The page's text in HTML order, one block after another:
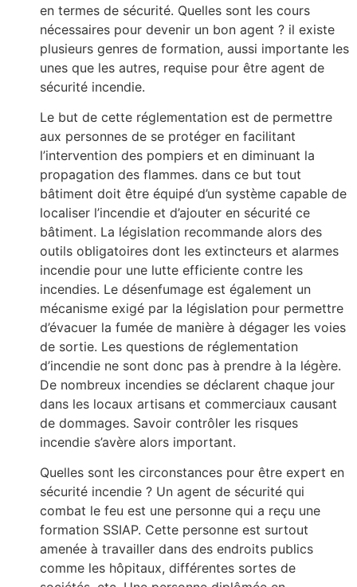
en termes de sécurité. Quelles sont les cours
nécessaires pour devenir un bon agent ? il existe
plusieurs genres de formation, aussi importante les
unes que les autres, requise pour être agent de
sécurité incendie.
Le but de cette réglementation est de permettre
aux personnes de se protéger en facilitant
l’intervention des pompiers et en diminuant la
propagation des flammes. dans ce but tout
bâtiment doit être équipé d’un système capable de
localiser l’incendie et d’ajouter en sécurité ce
bâtiment. La législation recommande alors des
outils obligatoires dont les extincteurs et alarmes
incendie pour une lutte efficiente contre les
incendies. Le désenfumage est également un
mécanisme exigé par la législation pour permettre
d’évacuer la fumée de manière à dégager les voies
de sortie. Les questions de réglementation
d’incendie ne sont donc pas à prendre à la légère.
De nombreux incendies se déclarent chaque jour
dans les locaux artisans et commerciaux causant
de dommages. Savoir contrôler les risques
incendie s’avère alors important.
Quelles sont les circonstances pour être expert en
sécurité incendie ? Un agent de sécurité qui
combat le feu est une personne qui a reçu une
formation SSIAP. Cette personne est surtout
amenée à travailler dans des endroits publics
comme les hôpitaux, différentes sortes de